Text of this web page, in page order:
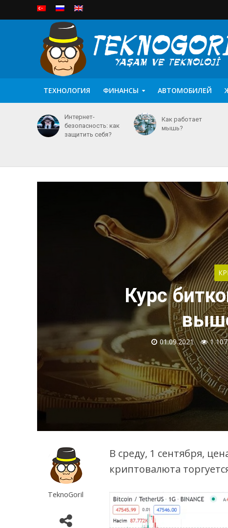
ТЕХНОЛОГИЯ ФИНАНСЫ АВТОМОБИЛЕЙ
Интернет-
безопасность: как
защитить себя?
Как работает
мышь?
Курс
01.09.2021 1
TeknoGoril
В среду, 1 сентября,
криптовалюта